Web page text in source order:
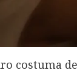
costuma